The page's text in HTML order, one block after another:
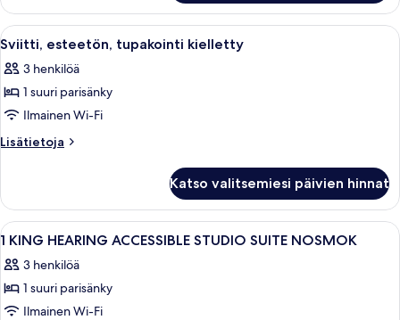
tupakointi
kielletty
Avaa
kaikki
huonetyypin
Sviitti,
esteetön,
tupakointi
Hotellihuone, jossa on sänky,
4
Sviitti, esteetön, tupakointi kielletty
3 henkilöä
1 suuri parisänky
Ilmainen Wi-Fi
Lisätietoja
Lisätietoja
tupakointi
kielletty
Katso valitsemiesi päivien hinnat
Avaa
kaikki
huonetyypin
1
KING
Hotellihuone, jossa on sänky,
16
1 KING HEARING ACCESSIBLE STUDIO SUITE NOSMOK
3 henkilöä
1 suuri parisänky
Ilmainen Wi-Fi